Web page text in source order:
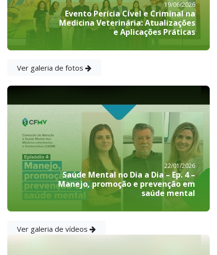
19/06/2026
Evento Perícia Cível e Criminal na
Medicina Veterinária: Atualizações
e Aplicações Práticas
Ver galeria de fotos
22/01/2026
Saúde Mental no Dia a Dia – Ep. 4 –
Manejo, promoção e prevenção em
saúde mental
Ver galeria de vídeos